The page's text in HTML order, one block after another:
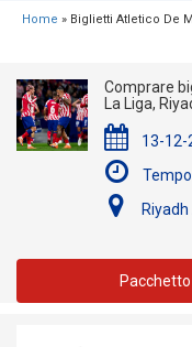
Home » Biglietti Atletico De
Comprare
La Liga,
13-12-